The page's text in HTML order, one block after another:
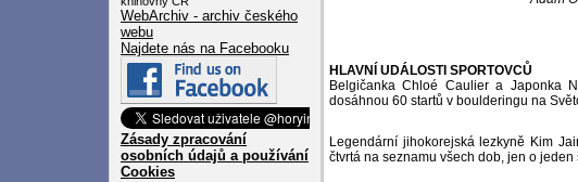
WebArchiv - archiv českého
webu
Najdete nás na Facebooku
Zásady zpracování
osobních údajů a používání
Cookies
HLAVNÍ UDÁLOSTI SPORTOVCŮ
Belgičanka Chloé Caulier a Japonka
dosáhnou 60 startů v boulderingu na
Legendární jihokorejská lezkyně Kim
čtvrtá na seznamu všech dob, jen o